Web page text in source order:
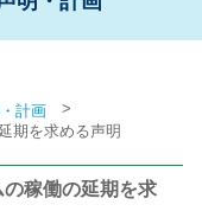
計画 >
期を求める声明
稼働の延期を求